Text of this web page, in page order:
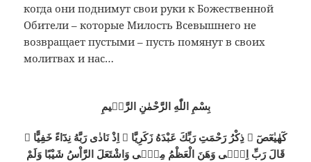
когда они поднимут свои руки к Божественной
Обители – которые Милость Всевышнего не
возвращает пустыми – пусть помянут в своих
молитвах и нас…
بِسْمِ اللّٰهِ الرَّحْمٰنِ الرَّحٖيمِ
كٓهٰيٰعٓصٓ ۞ ذِكْرُ رَحْمَتِ رَبِّكَ عَبْدَهُ زَكَرِيَّا ۞ اِذْ نَادٰى رَبَّهُ نِدَٓاءً خَفِيًّا ۞
قَالَ رَبِّ اِنّٖى وَهَنَ الْعَظْمُ مِنّٖى وَاشْتَعَلَ الرَّاْسُ شَيْبًا وَلَمْ